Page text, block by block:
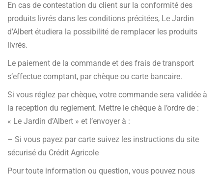
En cas de contestation du client sur la conformité des
produits livrés dans les conditions précitées, Le Jardin
d’Albert étudiera la possibilité de remplacer les produits
livrés.
Le paiement de la commande et des frais de transport
s’effectue comptant, par chèque ou carte bancaire.
Si vous réglez par chèque, votre commande sera validée à
la reception du reglement. Mettre le chèque à l’ordre de :
« Le Jardin d’Albert » et l’envoyer à :
– Si vous payez par carte suivez les instructions du site
sécurisé du Crédit Agricole
Pour toute information ou question, vous pouvez nous